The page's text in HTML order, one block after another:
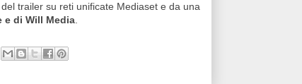
trailer su reti unificate Mediaset e da una
e di Will Media.